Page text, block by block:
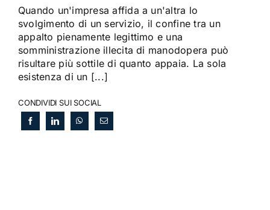
Quando un'impresa affida a un'altra lo
svolgimento di un servizio, il confine tra un
appalto pienamente legittimo e una
somministrazione illecita di manodopera può
risultare più sottile di quanto appaia. La sola
esistenza di un [...]
CONDIVIDI SUI SOCIAL